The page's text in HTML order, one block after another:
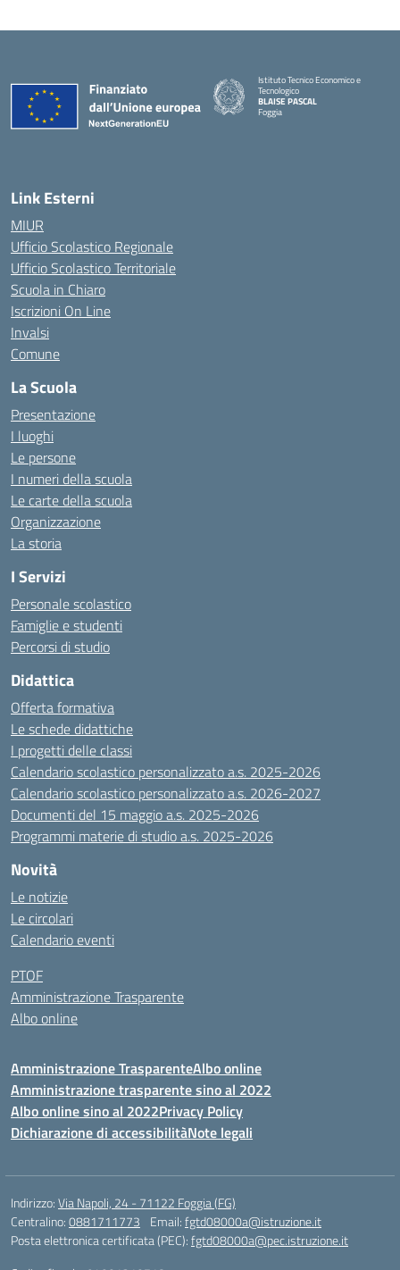
Istituto Tecnico Economico e
Tecnologico
BLAISE PASCAL
Foggia
— Visita la pagina iniziale della scuola
Link Esterni
MIUR
Ufficio Scolastico Regionale
Ufficio Scolastico Territoriale
Scuola in Chiaro
Iscrizioni On Line
Invalsi
Comune
La Scuola
Presentazione
I luoghi
Le persone
I numeri della scuola
Le carte della scuola
Organizzazione
La storia
I Servizi
Personale scolastico
Famiglie e studenti
Percorsi di studio
Didattica
Offerta formativa
Le schede didattiche
I progetti delle classi
Calendario scolastico personalizzato a.s. 2025-2026
Calendario scolastico personalizzato a.s. 2026-2027
Documenti del 15 maggio a.s. 2025-2026
Programmi materie di studio a.s. 2025-2026
Novità
Le notizie
Le circolari
Calendario eventi
PTOF
Amministrazione Trasparente
Albo online
Amministrazione TrasparenteAlbo online
Amministrazione trasparente sino al 2022
Albo online sino al 2022Privacy Policy
Dichiarazione di accessibilitàNote legali
Indirizzo:Via Napoli, 24 - 71122 Foggia (FG)
Centralino:0881711773 Email:fgtd08000a@istruzione.it
Posta elettronica certificata (PEC):fgtd08000a@pec.istruzione.it